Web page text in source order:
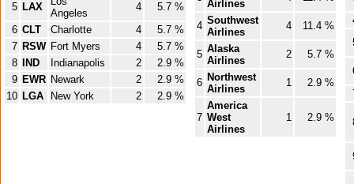
5 LAX
Angeles
4
5.7 %
6 CLT Charlotte 4
5.7 %
7 RSW Fort Myers 4
5.7 %
8
IND Indianapolis 2
2.9 %
9 EWR Newark 2
2.9 %
10 LGA New York 2 2.9 %
Airlines
4 Southwest
Airlines
4 11.4 %
5 Alaska
Airlines
2 5.7 %
6 Northwest
Airlines
1 2.9 %
7
America
West
Airlines
1 2.9 %